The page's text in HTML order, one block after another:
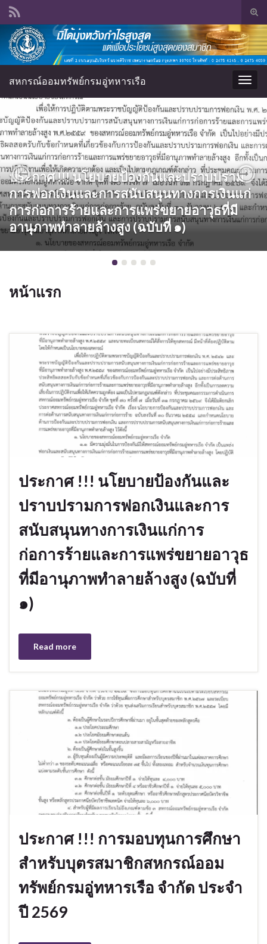
Search for:
สหกรณ์ออมทรัพย์กรมอู่ทหารเรือ
ประกาศ !!! นโยบายป้องกันและปราบปราม
การฟอกเงินและการสนับสนุนทางการเงินแก่
การก่อการร้ายและการแพร่ขยายอาวุธที่มี
อานุภาพทำลายล้างสูง (ฉบับที่ ๑)
ประกาศ !!! การมอบทุนการศึกษาสำหรับบุตร
สมาชิกสหกรณ์ออมทรัพย์กรมอู่ทหารเรือ
จำกัด ประจำปี 2569
Previous
หน้าแรก
ประกาศ !!! นโยบายป้องกันและ
ปราบปรามการฟอกเงินและการ
สนับสนุนทางการเงินแก่การ
ก่อการร้ายและการแพร่ขยายอาวุธ
ที่มีอานุภาพทำลายล้างสูง (ฉบับที่
๑)
Read more
ประกาศ !!! การมอบทุนการศึกษา
สำหรับบุตรสมาชิกสหกรณ์ออม
ทรัพย์กรมอู่ทหารเรือ จำกัด ประจำ
ปี 2569